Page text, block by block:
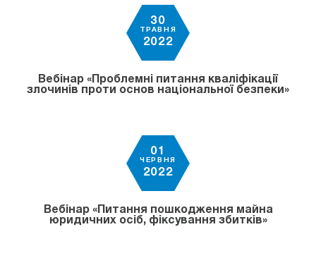
30
ТРАВНЯ
2022
Вебінар «Проблемні питання кваліфікації
злочинів проти основ національної безпеки»
01
ЧЕРВНЯ
2022
Вебінар «Питання пошкодження майна
юридичних осіб, фіксування збитків»